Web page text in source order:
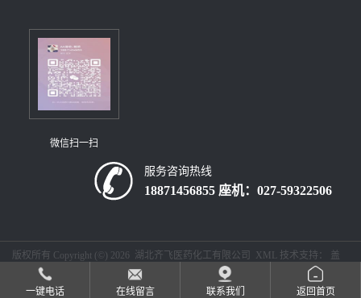
微信扫一扫
服务咨询热线
18871456855 座机：027-59322506
版权所有 Copyright (©) 2026 湖北齐飞医药化工有限公司 XML 技术支持： 盖
德化工网
一键电话
在线留言 联系我们 返回首页